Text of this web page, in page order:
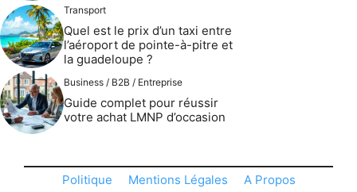
Transport
Quel est le prix d’un taxi entre
l’aéroport de pointe-à-pitre et
la guadeloupe ?
Business / B2B / Entreprise
Guide complet pour réussir
votre achat LMNP d’occasion
Politique Mentions Légales A Propos